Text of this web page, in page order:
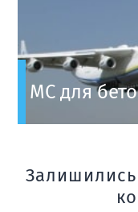
МС для
Залишились